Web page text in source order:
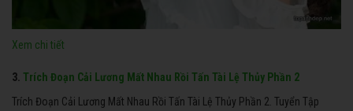
Xem chi tiết
3. Trích Đoạn Cải Lương Mất Nhau Rồi Tấn Tài Lệ Thủy Phần 2
Trích Đoạn Cải Lương Mất Nhau Rồi Tấn Tài Lệ Thủy Phần 2. Tuyển Tập